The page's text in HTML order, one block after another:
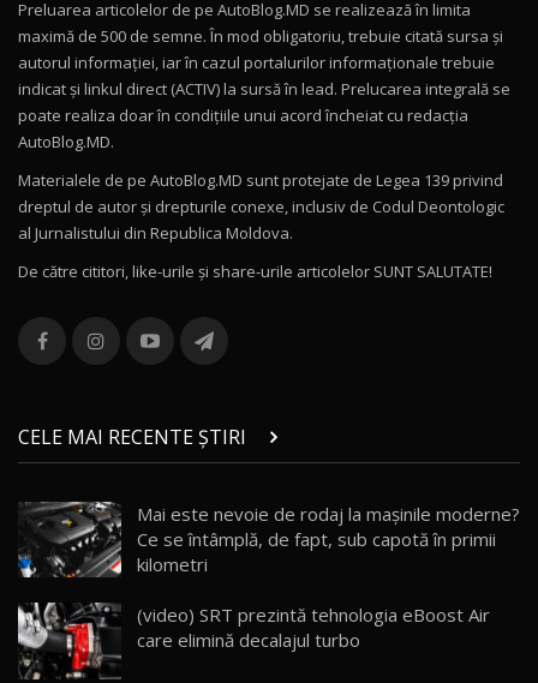
Mercedes-AMG E 53 HYBRID 4MATIC+ / Test
Drive AutoBlog.MD
16:27
11
Noul Volvo ES90 / Test Drive AutoBlog.MD
12
Noul MG HS / Test Drive AutoBlog.MD
16:48
13
combină aventura cu luxul / AutoBlog.MD
36:08
chinez care face lumea să se întoarcă după el
/ AutoBlog.MD
17:27
15 14:37
16
AutoBlogMD
13:10
Preluarea articolelor de pe AutoBlog.MD se realizează în limita
maximă de 500 de semne. În mod obligatoriu, trebuie citată sursa și
autorul informației, iar în cazul portalurilor informaționale trebuie
indicat și linkul direct (ACTIV) la sursă în lead. Prelucarea integrală se
poate realiza doar în condițiile unui acord încheiat cu redacţia
AutoBlog.MD.
Materialele de pe AutoBlog.MD sunt protejate de Legea 139 privind
dreptul de autor și drepturile conexe, inclusiv de Codul Deontologic
al Jurnalistului din Republica Moldova.
De către cititori, like-urile şi share-urile articolelor SUNT SALUTATE!
CELE MAI RECENTE ȘTIRI
Mai este nevoie de rodaj la mașinile moderne?
Ce se întâmplă, de fapt, sub capotă în primii
kilometri
(video) SRT prezintă tehnologia eBoost Air
care elimină decalajul turbo